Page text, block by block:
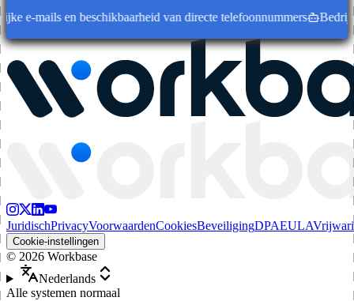
mails en beschikbaarheid van directe telefoonnummers
JuridischPrivacyVoorwaardenCookiesBeveiligingDPAEULA
Cookie-instellingen
© 2026 Workbase
Nederlands
Alle systemen normaal